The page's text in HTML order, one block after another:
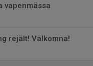
vapenmässa
rejält! Välkomna!